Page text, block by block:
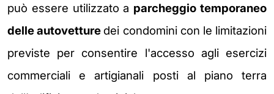
può essere utilizzato a parcheggio temporaneo
delle autovetture dei condomini con le limitazioni
previste per consentire l'accesso agli esercizi
commerciali e artigianali posti al piano terra